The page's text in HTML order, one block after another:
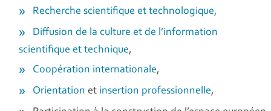
Recherche scientifique et technologique,
Diffusion de la culture et de l’information
scientifique et technique,
Coopération internationale,
Orientation et insertion professionnelle,